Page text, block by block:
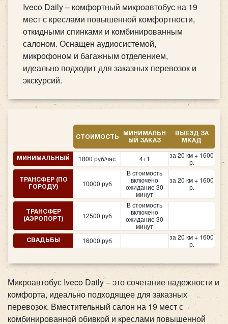
Iveco Daily – комфортный микроавтобус на 19
мест с креслами повышенной комфортности,
откидными спинками и комбинированным
салоном. Оснащен аудиосистемой,
микрофоном и багажным отделением,
идеально подходит для заказных перевозок и
экскурсий.
СТОИМОСТЬ
МИНИМАЛЬН
ЫЙ ЗАКАЗ
ВЫЕЗД ЗА
МКАД
МИНИМАЛЬНЫЙ 1800 руб/час 4+1
за 20 км + 1600
р.
ТРАНСФЕР (ПО
ГОРОДУ)
10000 руб
В стоимость
включено
ожидание 30
минут
за 20 км + 1600
р.
ТРАНСФЕР
(АЭРОПОРТ)
12500 руб
В стоимость
включено
ожидание 30
минут
СВАДЬБЫ 16000 руб
за 20 км + 1600
р.
Микроавтобус Iveco Daily – это сочетание надежности и
комфорта, идеально подходящее для заказных
перевозок. Вместительный салон на 19 мест с
комбинированной обивкой и креслами повышенной